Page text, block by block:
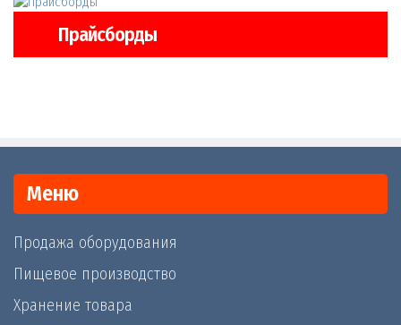
Прайсборды
Меню
Продажа оборудования
Пищевое производство
Хранение товара